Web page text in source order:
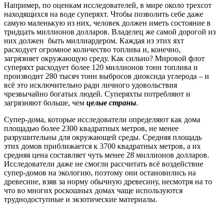
Например, по оценкам исследователей, в мире около трехсот
находящихся на воде суперяхт. Чтобы позволить себе даже
самую маленькую из них, человек должен иметь состояние в
тридцать миллионов долларов. Владелец же самой дорогой из
них должен быть миллиардером. Каждая из этих яхт
расходует огромное количество топлива и, конечно,
загрязняет окружающую среду. Как сильно? Мировой флот
суперяхт расходует более 120 миллионов тонн топлива и
производит 280 тысяч тонн выбросов диоксида углерода – и
всё это исключительно ради личного удовольствия
чрезвычайно богатых людей. Суперяхты потребляют и
загрязняют больше, чем целые страны.
Супер-дома, которые исследователи определяют как дома
площадью более 2300 квадратных метров, не менее
разрушительны для окружающей среды. Средняя площадь
этих домов приближается к 3700 квадратных метров, а их
средняя цена составляет чуть менее 28 миллионов долларов.
Исследователи даже не смогли рассчитать всё воздействие
супер-домов на экологию, поэтому они остановились на
древесине, взяв за норму обычную древесину, несмотря на то
что во многих роскошных домах чаще используются
труднодоступные и экзотические материалы.